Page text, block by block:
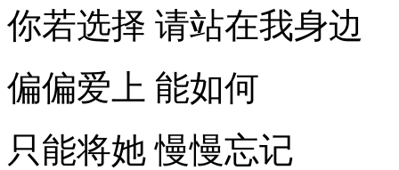
你若选择 请站在我身边
偏偏爱上 能如何
只能将她 慢慢忘记